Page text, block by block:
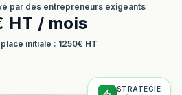
par des entrepreneurs exigeants
HT / mois
initiale : 1250€ HT
STRATÉGIE